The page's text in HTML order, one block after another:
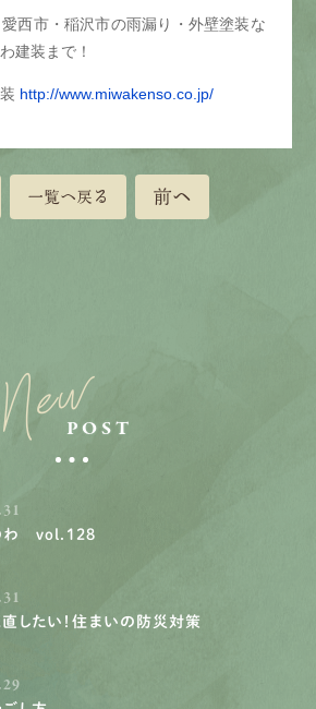
西市・稲沢市の雨漏り・外壁塗装な
建装まで！
http://www.miwakenso.co.jp/
一覧へ戻る 前へ
NewPOST
わ vol.128
したい！住まいの防災対策